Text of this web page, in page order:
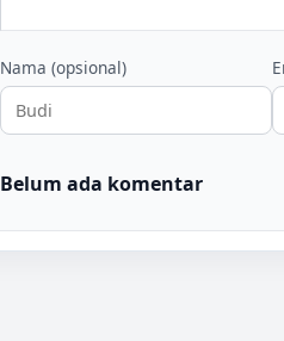
Nama (opsional)
Belum ada komentar